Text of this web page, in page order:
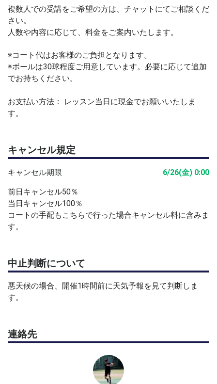
事前にコートをご予約いただいた上でお申し込みいただく
とスムーズです。
ご希望があれば、こちらでの手配も可能ですので、お気軽
複数人での受講をご希望の方は、チャットにてご相談くだ
さい。
人数や内容に応じて、料金をご案内いたします。
※コート代はお客様のご負担となります。
※ボールは30球程度ご用意しています。必要に応じて追加
でお持ちください。
お支払い方法： レッスン当日に現金でお願いいたしま
す。
キャンセル規定
キャンセル期限 6/26(金) 0:00
前日キャンセル50％
当日キャンセル100％
コートの手配もこちらで行った場合キャンセル料に含みま
す。
中止判断について
悪天候の場合、開催1時間前に天気予報を見て判断しま
す。
連絡先